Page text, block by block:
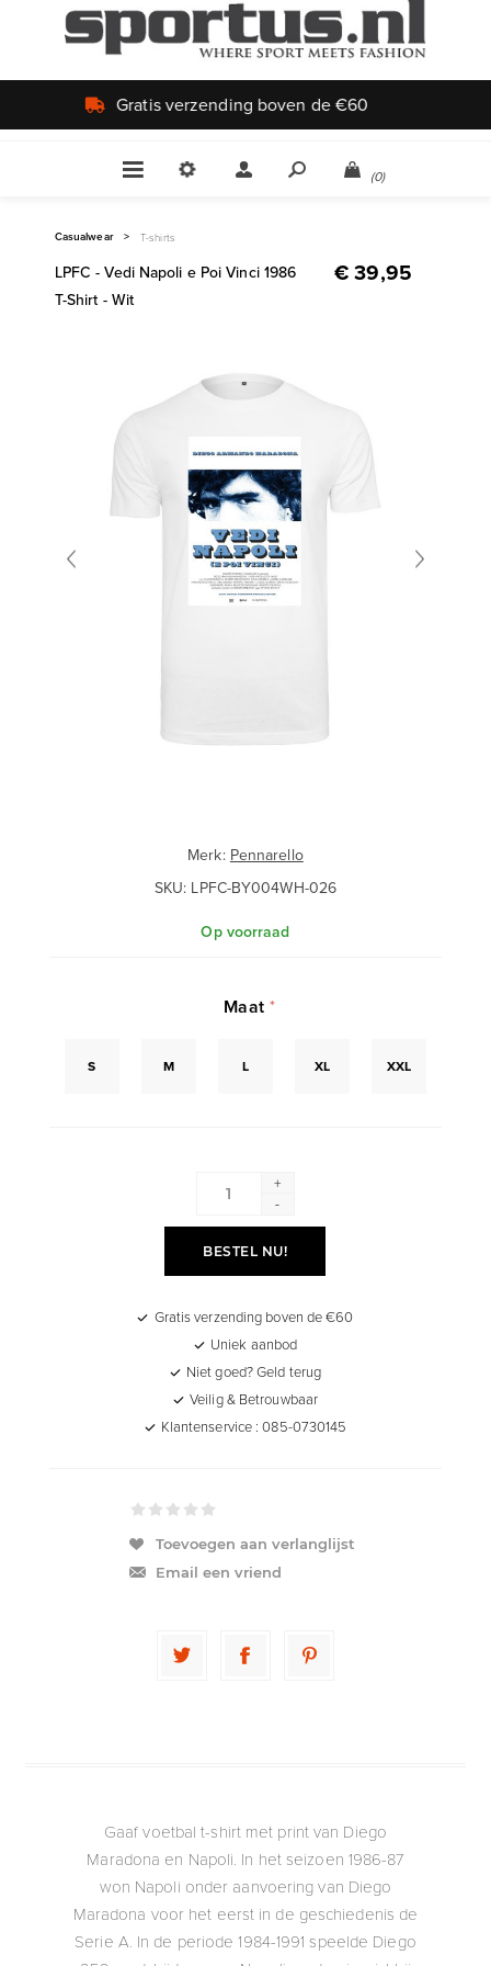
Uniek aanbod
(0)
Casualwear > T-shirts
LPFC - Vedi Napoli e Poi Vinci 1986
T-Shirt - Wit
€ 39,95
Merk: Pennarello
SKU: LPFC-BY004WH-026
Op voorraad
Maat*
S M L XL XXL
+
-
BESTEL NU!
Gratis verzending boven de €60
Uniek aanbod
Niet goed? Geld terug
Veilig & Betrouwbaar
Klantenservice : 085-0730145
Toevoegen aan verlanglijst
Email een vriend
Gaaf voetbal t-shirt met print van Diego
Maradona en Napoli. In het seizoen 1986-87
won Napoli onder aanvoering van Diego
Maradona voor het eerst in de geschiedenis de
Serie A. In de periode 1984-1991 speelde Diego